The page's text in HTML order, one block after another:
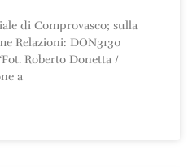
di Comprovasco; sulla
Relazioni: DON3130
Roberto Donetta /
a